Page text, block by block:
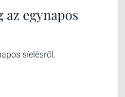
egynapos
síelésről.